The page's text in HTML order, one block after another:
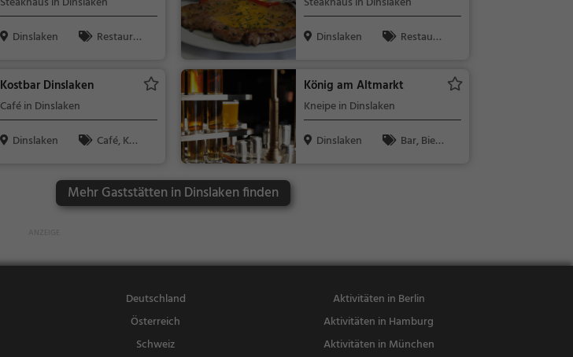
/ Getränke,
tagessen, Re
Abendessen
Dinslaken
Restaura
en, Mittagess
en
Dinslaken
Restaura
ssen, Mittag
essen
Kostbar Dinslaken
Café in Dinslaken
Dinslaken
Café, Kaff
Frühstück, G
ebäck / Teig
waren
König am Altmarkt
Kneipe in Dinslaken
Dinslaken
Bar, Bier,
Mehr Gaststätten in Dinslaken finden
Deutschland
Österreich
Schweiz
Aktivitäten in Berlin
Aktivitäten in Hamburg
Aktivitäten in München